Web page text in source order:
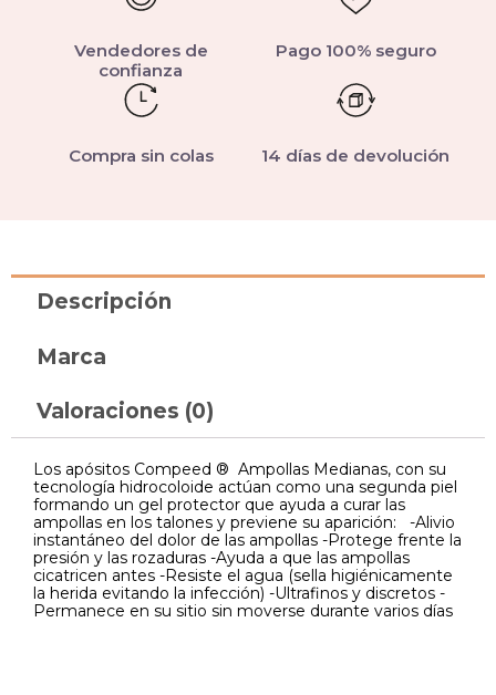
Vendedores de
confianza
Pago 100% seguro
Compra sin colas 14 días de devolución
Descripción
Marca
Valoraciones (0)
Los apósitos Compeed ® Ampollas Medianas, con su
tecnología hidrocoloide actúan como una segunda piel
formando un gel protector que ayuda a curar las
ampollas en los talones y previene su aparición: -Alivio
instantáneo del dolor de las ampollas -Protege frente la
presión y las rozaduras -Ayuda a que las ampollas
cicatricen antes -Resiste el agua (sella higiénicamente
la herida evitando la infección) -Ultrafinos y discretos -
Permanece en su sitio sin moverse durante varios días